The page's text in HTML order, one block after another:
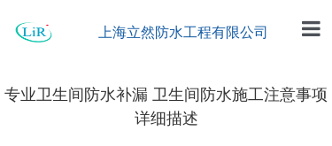
公
上海立然防水工程有限公司
专业卫生间防水补漏 卫生间防水施工注意事项
详细描述